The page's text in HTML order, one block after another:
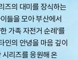
즈의 대미를 장식하는
들을 모아 부산에서
가족 자전거 순례’를
인의 안녕을 마음 깊이
리즈를 응원해 온